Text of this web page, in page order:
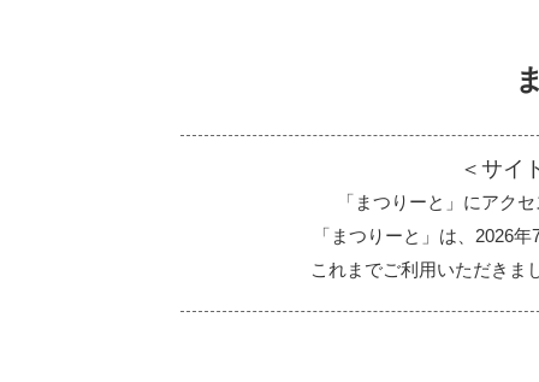
＜サイ
「まつりーと」にアク
「まつりーと」は、2026
これまでご利用いただきま